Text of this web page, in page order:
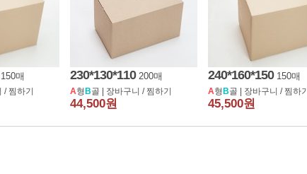
150매
/찜하기
230*130*110 200매
A형 B골 | 장바구니 /찜하기
44,500원
240*160*150 150매
A형 B골 | 장바구니 /찜하기
45,500원